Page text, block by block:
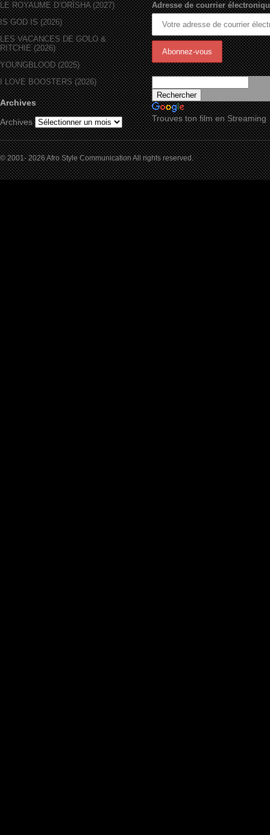
LE ROYAUME D’ORÏSHA (2027)
IS GOD IS (2026)
LES VACANCES DE GOLO &
RITCHIE (2026)
YOUNGBLOOD (2025)
I LOVE BOOSTERS (2026)
Archives
Archives
Adresse de courrier
Trouves ton film en Streaming
© 2001- 2026 Afro Style Communication All rights reserved.